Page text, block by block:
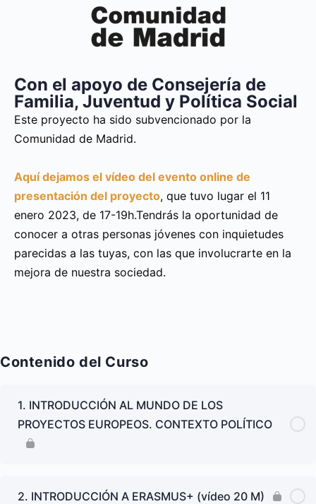
Con el apoyo de Consejería de
Familia, Juventud y Política Social
Este proyecto ha sido subvencionado por la
Comunidad de Madrid.
Aquí dejamos el vídeo del evento online de
presentación del proyecto, que tuvo lugar el 11
enero 2023, de 17-19h.Tendrás la oportunidad de
conocer a otras personas jóvenes con inquietudes
parecidas a las tuyas, con las que involucrarte en la
mejora de nuestra sociedad.
Contenido del Curso
1. INTRODUCCIÓN AL MUNDO DE LOS
PROYECTOS EUROPEOS. CONTEXTO POLÍTICO
2. INTRODUCCIÓN A ERASMUS+ (vídeo 20 M)